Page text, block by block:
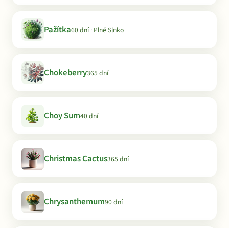
Pažítka60 dní · Plné Slnko
Chokeberry365 dní
Choy Sum40 dní
Christmas Cactus365 dní
Chrysanthemum90 dní